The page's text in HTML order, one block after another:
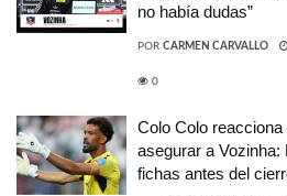
no había dudas”
POR CARMEN CARVALLO
0
Colo Colo
asegurar a
fichas antes del